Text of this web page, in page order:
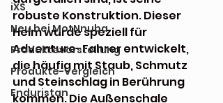
iXS
Neu bei MotNnuba
Produktevorstellung
Produkte-Vergleich
Enduristan
robuste Konstruktion. Dieser
Helm wurde speziell für
Adventure-Fahrer entwickelt,
die häufig mit Staub, Schmutz
und Steinschlag in Berührung
kommen. Die Außenschale